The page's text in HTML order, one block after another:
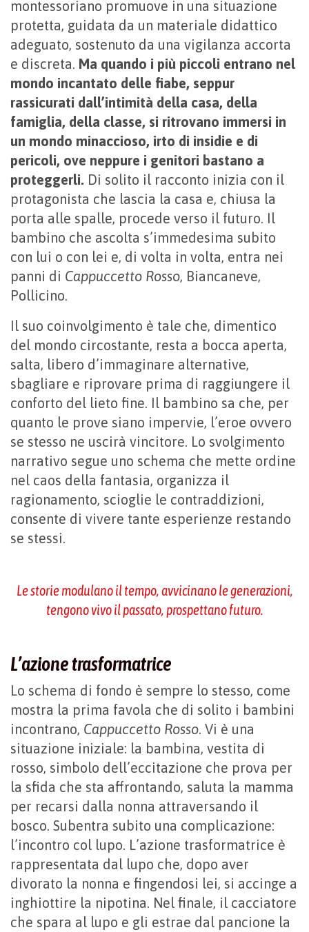
montessoriano promuove in una situazione
protetta, guidata da un materiale didattico
adeguato, sostenuto da una vigilanza accorta
e discreta. Ma quando i più piccoli entrano nel
mondo incantato delle fiabe, seppur
rassicurati dall’intimità della casa, della
famiglia, della classe, si ritrovano immersi in
un mondo minaccioso, irto di insidie e di
pericoli, ove neppure i genitori bastano a
proteggerli. Di solito il racconto inizia con il
protagonista che lascia la casa e, chiusa la
porta alle spalle, procede verso il futuro. Il
bambino che ascolta s’immedesima subito
con lui o con lei e, di volta in volta, entra nei
panni di Cappuccetto Rosso, Biancaneve,
Pollicino.
Il suo coinvolgimento è tale che, dimentico
del mondo circostante, resta a bocca aperta,
salta, libero d’immaginare alternative,
sbagliare e riprovare prima di raggiungere il
conforto del lieto fine. Il bambino sa che, per
quanto le prove siano impervie, l’eroe ovvero
se stesso ne uscirà vincitore. Lo svolgimento
narrativo segue uno schema che mette ordine
nel caos della fantasia, organizza il
ragionamento, scioglie le contraddizioni,
consente di vivere tante esperienze restando
se stessi.
Le storie modulano il tempo, avvicinano le generazioni,
tengono vivo il passato, prospettano futuro.
L’azione trasformatrice
Lo schema di fondo è sempre lo stesso, come
mostra la prima favola che di solito i bambini
incontrano, Cappuccetto Rosso. Vi è una
situazione iniziale: la bambina, vestita di
rosso, simbolo dell’eccitazione che prova per
la sfida che sta affrontando, saluta la mamma
per recarsi dalla nonna attraversando il
bosco. Subentra subito una complicazione:
l’incontro col lupo. L’azione trasformatrice è
rappresentata dal lupo che, dopo aver
divorato la nonna e fingendosi lei, si accinge a
inghiottire la nipotina. Nel finale, il cacciatore
che spara al lupo e gli estrae dal pancione la